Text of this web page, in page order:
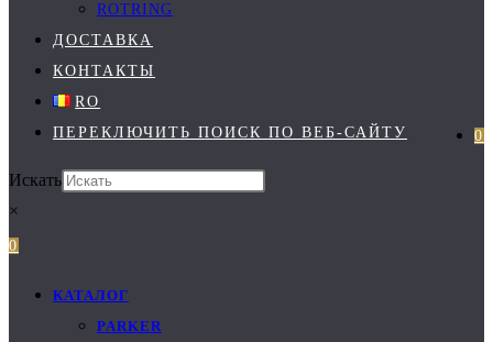
ROTRING
ДОСТАВКА
КОНТАКТЫ
RO
0
ПЕРЕКЛЮЧИТЬ ПОИСК ПО ВЕБ-САЙТУ
Искать
×
0
КАТАЛОГ
PARKER